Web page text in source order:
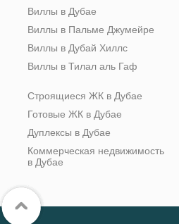
Виллы в Дубае
Виллы в Пальме Джумейре
Виллы в Дубай Хиллс
Виллы в Тилал аль Гаф
Строящиеся ЖК в Дубае
Готовые ЖК в Дубае
Дуплексы в Дубае
Коммерческая недвижимость
в Дубае